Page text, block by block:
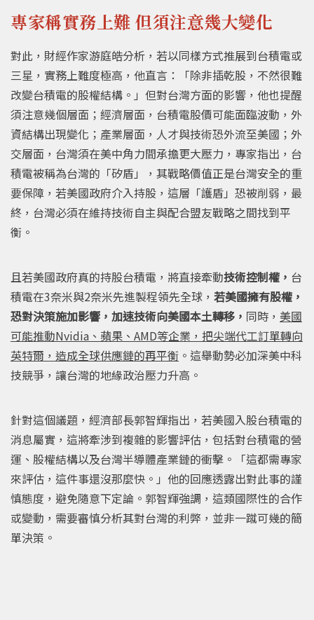
專家稱實務上難 但須注意幾大變化
對此，財經作家游庭皓分析，若以同樣方式推展到台積電或
三星，實務上難度極高，他直言：「除非插乾股，不然很難
改變台積電的股權結構。」但對台灣方面的影響，他也提醒
須注意幾個層面；經濟層面，台積電股價可能面臨波動，外
資結構出現變化；產業層面，人才與技術恐外流至美國；外
交層面，台灣須在美中角力間承擔更大壓力，專家指出，台
積電被稱為台灣的「矽盾」，其戰略價值正是台灣安全的重
要保障，若美國政府介入持股，這層「護盾」恐被削弱，最
終，台灣必須在維持技術自主與配合盟友戰略之間找到平
衡。
且若美國政府真的持股台積電，將直接牽動技術控制權， 台
積電在3奈米與2奈米先進製程領先全球， 若美國擁有股權，
恐對決策施加影響，加速技術向美國本土轉移， 同時， 美國
可能推動Nvidia、蘋果、AMD等企業，把尖端代工訂單轉向
英特爾，造成全球供應鏈的再平衡 。這舉動勢必加深美中科
技競爭，讓台灣的地緣政治壓力升高。
針對這個議題，經濟部長郭智輝指出，若美國入股台積電的
消息屬實，這將牽涉到複雜的影響評估，包括對台積電的營
運、股權結構以及台灣半導體產業鏈的衝擊。「這都需專家
來評估，這件事還沒那麼快。」他的回應透露出對此事的謹
慎態度，避免隨意下定論。郭智輝強調，這類國際性的合作
或變動，需要審慎分析其對台灣的利弊，並非一蹴可幾的簡
單決策。